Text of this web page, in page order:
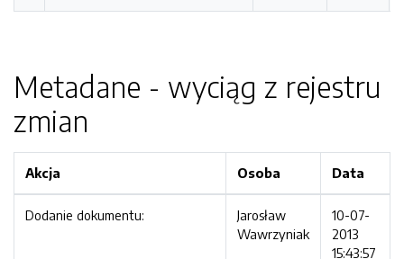
Metadane - wyciąg z rejestru
zmian
Akcja Osoba Data
Dodanie dokumentu:
Jarosław
Wawrzyniak
10-07-
2013
15:43:57